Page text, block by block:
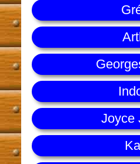
Joyce